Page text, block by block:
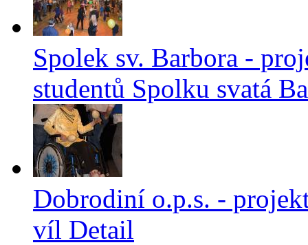
Spolek sv. Barbora -
studentů Spolku svatá
Dobrodiní o.p.s. -
víl Detail